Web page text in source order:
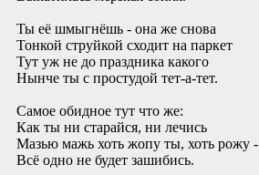
Ты её шмыгнёшь - она же снова
Тонкой струйкой сходит на паркет
Тут уж не до праздника какого
Нынче ты с простудой тет-а-тет.
Самое обидное тут что же:
Как ты ни старайся, ни лечись
Мазью мажь хоть жопу ты, хоть рожу -
Всё одно не будет зашибись.